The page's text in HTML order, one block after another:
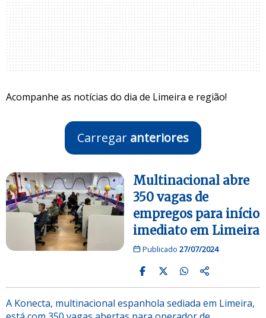
Acompanhe as notícias do dia de Limeira e região!
Carregar anteriores
Multinacional abre
350 vagas de
empregos para início
imediato em Limeira
Publicado 27/07/2024
A Konecta, multinacional espanhola sediada em Limeira,